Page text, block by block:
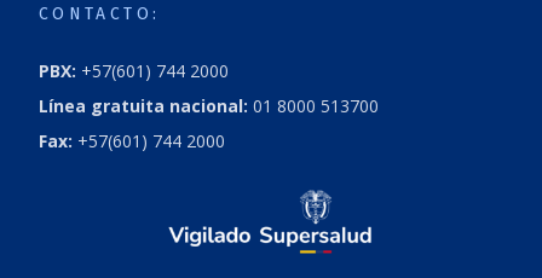
CONTACTO:
PBX: +57(601) 744 2000
Línea gratuita nacional: 01 8000 513700
Fax: +57(601) 744 2000